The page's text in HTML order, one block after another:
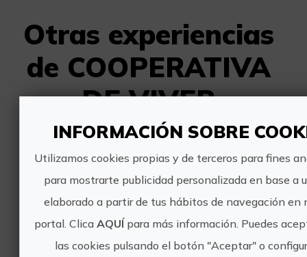
Otras experiencias
de COOPERATIVA
DE VIVER
La piel de la vid
INFORMACIÓN SOBRE
Utilizamos cookies propias y de terceros para fines
para mostrarte publicidad personalizada en base a
elaborado a partir de tus hábitos de navegación en
portal. ClicaAQUÍpara más información. Puedes
las cookies pulsando el botón "Aceptar" o